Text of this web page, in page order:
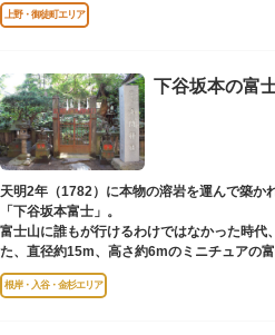
上野・御徒町エリア
下谷坂本の富
天明2年（1782）に本物の溶岩を運んで築か
「下谷坂本富士」。
富士山に誰もが行けるわけではなかった時代
た、直径約15m、高さ約6mのミニチュアの
あります。
一合目から順に十合目まで記されており、南
根岸・入谷・金杉エリア